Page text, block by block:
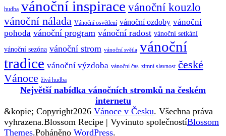
hudba vánoční inspirace vánoční kouzlo
vánoční nálada Vánoční osvětlení vánoční ozdoby vánoční
pohoda vánoční program vánoční radost vánoční setkání
vánoční sezóna vánoční strom vánoční světla vánoční
tradice vánoční výzdoba vánoční čas zimní slavnost české
Vánoce živá hudba
Největší nabídka vánočních stromků na českém
internetu
&kopie; Copyright2026 Vánoce v Česku. Všechna práva
vyhrazena.Blossom Recipe | Vyvinuto společnostíBlossom
Themes.Poháněno WordPress.